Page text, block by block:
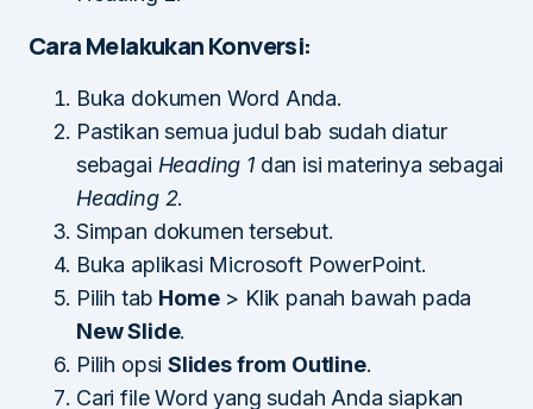
Cara Melakukan Konversi:
Buka dokumen Word Anda.
Pastikan semua judul bab sudah diatur
sebagai Heading 1dan isi materinya sebagai
Heading 2.
Simpan dokumen tersebut.
Buka aplikasi Microsoft PowerPoint.
Pilih tab Home> Klik panah bawah pada
New Slide.
Pilih opsiSlides from Outline.
Cari file Word yang sudah Anda siapkan